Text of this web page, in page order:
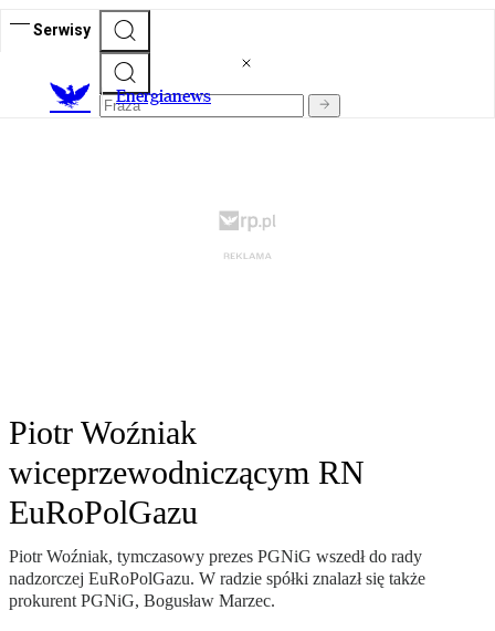
Serwisy
Energianews
Piotr Woźniak
wiceprzewodniczącym RN
EuRoPolGazu
Piotr Woźniak, tymczasowy prezes PGNiG wszedł do rady
nadzorczej EuRoPolGazu. W radzie spółki znalazł się także
prokurent PGNiG, Bogusław Marzec.